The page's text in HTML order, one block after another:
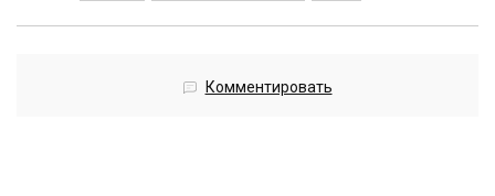
Комментировать